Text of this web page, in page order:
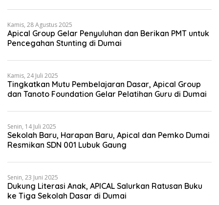
Kamis, 28 Agustus 2025
Apical Group Gelar Penyuluhan dan Berikan PMT untuk
Pencegahan Stunting di Dumai
Kamis, 24 Juli 2025
Tingkatkan Mutu Pembelajaran Dasar, Apical Group
dan Tanoto Foundation Gelar Pelatihan Guru di Dumai
Senin, 14 Juli 2025
Sekolah Baru, Harapan Baru, Apical dan Pemko Dumai
Resmikan SDN 001 Lubuk Gaung
Senin, 23 Juni 2025
Dukung Literasi Anak, APICAL Salurkan Ratusan Buku
ke Tiga Sekolah Dasar di Dumai